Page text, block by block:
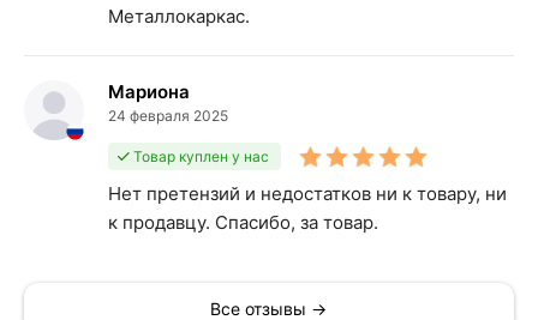
Металлокаркас.
Мaриона
24 февраля 2025
Товар куплен у нас
Нет претензий и недостатков ни к товару, ни
к продавцу. Спасибо, за товар.
Все отзывы →